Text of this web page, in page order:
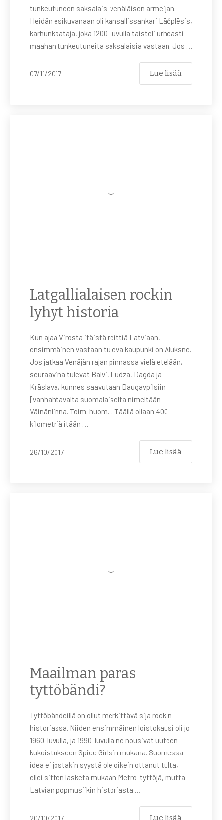
tunkeutuneen saksalais-venäläisen armeijan.
Heidän esikuvanaan oli kansallissankari Lāčplēsis,
karhunkaataja, joka 1200-luvulla taisteli urheasti
maahan tunkeutuneita saksalaisia vastaan. Jos …
07/11/2017 Lue lisää
Latgallialaisen rockin
lyhyt historia
Kun ajaa Virosta itäistä reittiä Latviaan,
ensimmäinen vastaan tuleva kaupunki on Alūksne.
Jos jatkaa Venäjän rajan pinnassa vielä etelään,
seuraavina tulevat Balvi, Ludza, Dagda ja
Krāslava, kunnes saavutaan Daugavpilsiin
[vanhahtavalta suomalaiselta nimeltään
Väinänlinna. Toim. huom.]. Täällä ollaan 400
kilometriä itään …
26/10/2017 Lue lisää
Maailman paras
tyttöbändi?
Tyttöbändeillä on ollut merkittävä sija rockin
historiassa. Niiden ensimmäinen loistokausi oli jo
1960-luvulla, ja 1990-luvulla ne nousivat uuteen
kukoistukseen Spice Girlsin mukana. Suomessa
idea ei jostakin syystä ole oikein ottanut tulta,
ellei sitten lasketa mukaan Metro-tyttöjä, mutta
Latvian popmusiikin historiasta …
20/10/2017 Lue lisää